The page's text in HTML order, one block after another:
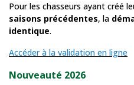
Pour les chasseurs ayant créé
saisons précédentes, la
identique.
Accéder à la validation en ligne
Nouveauté 2026